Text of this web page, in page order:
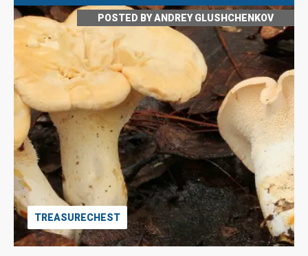
POSTED BYANDREY GLUSHCHENKOV
TREASURECHEST